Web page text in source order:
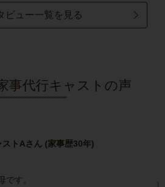
ビュー一覧を見る
事代行キャストの声
ストAさん (家事歴30年)
です。